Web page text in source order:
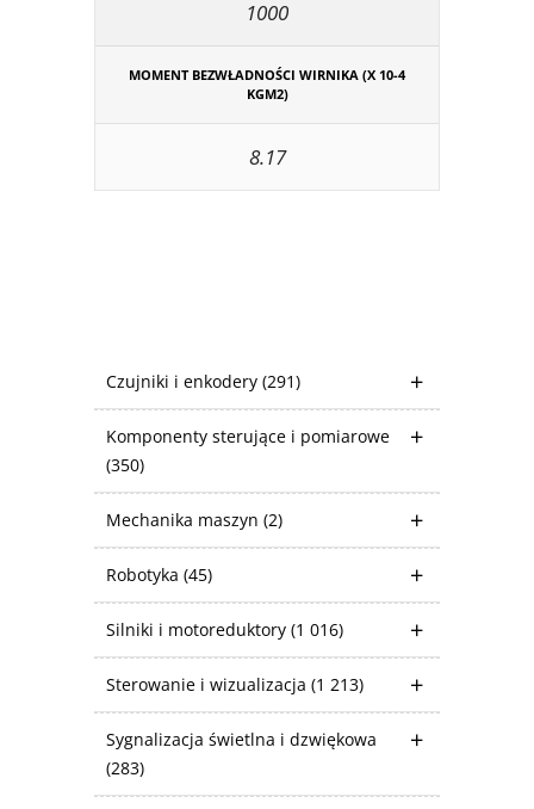
Czujniki i enkodery (291)
Komponenty sterujące i pomiarowe
(350)
Mechanika maszyn (2)
Robotyka (45)
Silniki i motoreduktory (1 016)
Sterowanie i wizualizacja (1 213)
Sygnalizacja świetlna i dzwiękowa
(283)
1000
MOMENT BEZWŁADNOŚCI WIRNIKA (X 10-4
KGM2)
8.17